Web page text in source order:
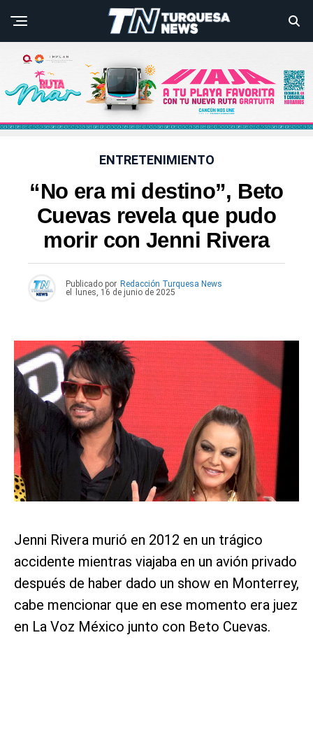
ENTRETENIMIENTO
“No era mi destino”, Beto
Cuevas revela que pudo
morir con Jenni Rivera
Publicado por Redacción Turquesa News
el
lunes, 16 de junio de 2025
Jenni Rivera murió en 2012 en un trágico
accidente mientras viajaba en un avión privado
después de haber dado un show en Monterrey,
cabe mencionar que en ese momento era juez
en La Voz México junto con Beto Cuevas.